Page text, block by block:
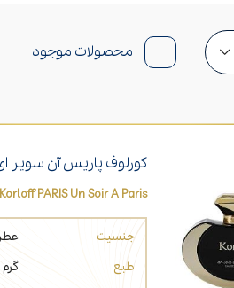
محصولات موجود
کورلوف پاریس آن سویر
Korloff PARIS Un Soir A Paris
جنسیت
طبع
گرم